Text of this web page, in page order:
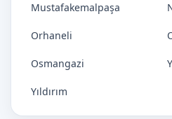
Mustafakemalpaşa
Orhaneli
Osmangazi
Yıldırım